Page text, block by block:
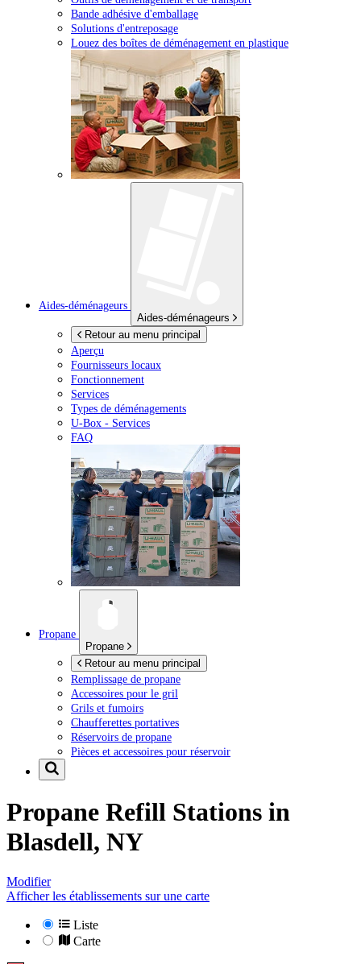
Bande adhésive d'emballage
Solutions d'entreposage
Louez des boîtes de déménagement en plastique
Aides-déménageurs
Aides-déménageurs
Retour au menu principal
Aperçu
Fournisseurs locaux
Fonctionnement
Services
Types de déménagements
U-Box - Services
FAQ
Propane
Propane
Retour au menu principal
Remplissage de propane
Accessoires pour le gril
Grils et fumoirs
Chaufferettes portatives
Réservoirs de propane
Pièces et accessoires pour réservoir
Propane Refill Stations in
Blasdell, NY
Modifier
Afficher les établissements sur une carte
Liste
Carte